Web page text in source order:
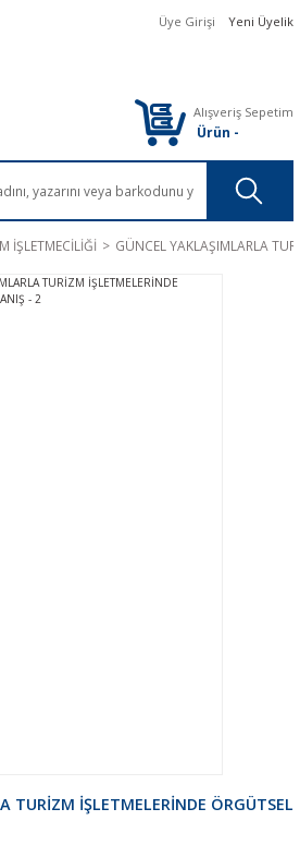
Üye Girişi Yeni Üyelik
Alışveriş Sepetim
Ürün -
İŞLETMECİLİĞİ GÜNCEL YAKLAŞIMLARLA
TURİZM İŞLETMELERİNDE ÖRGÜTSEL